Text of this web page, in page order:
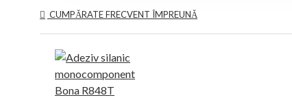
CUMPĂRATE FRECVENT ÎMPREUNĂ